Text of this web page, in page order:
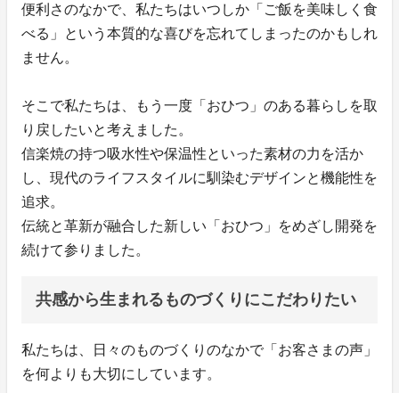
便利さのなかで、私たちはいつしか「ご飯を美味しく食
べる」という本質的な喜びを忘れてしまったのかもしれ
ません。
そこで私たちは、もう一度「おひつ」のある暮らしを取
り戻したいと考えました。
信楽焼の持つ吸水性や保温性といった素材の力を活か
し、現代のライフスタイルに馴染むデザインと機能性を
追求。
伝統と革新が融合した新しい「おひつ」をめざし開発を
続けて参りました。
共感から生まれるものづくりにこだわりたい
私たちは、日々のものづくりのなかで「お客さまの声」
を何よりも大切にしています。